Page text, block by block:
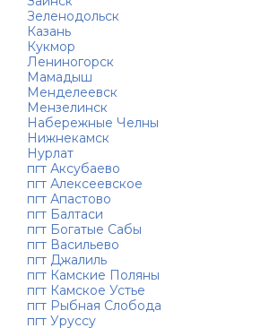
Зеленодольск
Казань
Кукмор
Лениногорск
Мамадыш
Менделеевск
Мензелинск
Набережные Челны
Нижнекамск
Нурлат
пгт Аксубаево
пгт Алексеевское
пгт Апастово
пгт Балтаси
пгт Богатые Сабы
пгт Васильево
пгт Джалиль
пгт Камские Поляны
пгт Камское Устье
пгт Рыбная Слобода
пгт Уруссу